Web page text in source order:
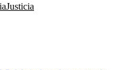
Justicia